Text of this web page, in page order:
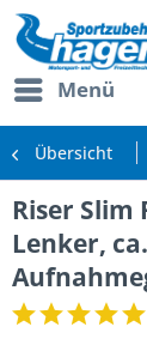
Menü
Übersicht
Riser
Lenker,